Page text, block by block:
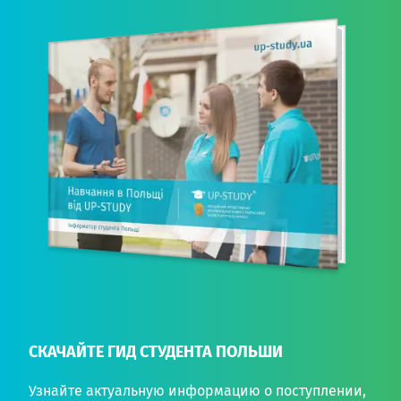
СКАЧАЙТЕ ГИД СТУДЕНТА ПОЛЬШИ
Узнайте актуальную информацию о поступлении,